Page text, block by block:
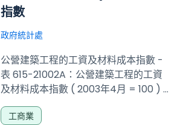
指數
政府統計處
公營建築工程的工資及材料成本指數 -
表 615-21002A：公營建築工程的工資
及材料成本指數 ( 2003年4月 = 100 ) -
材料成本指數
工商業